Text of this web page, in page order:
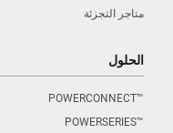
متاجر التجزئة
الحلول
™POWERCONNECT
™POWERSERIES